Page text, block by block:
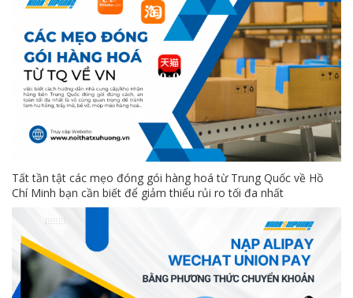
Tất tần tật các mẹo đóng gói hàng hoá từ Trung Quốc về Hồ
Chí Minh bạn cần biết để giảm thiểu rủi ro tối đa nhất